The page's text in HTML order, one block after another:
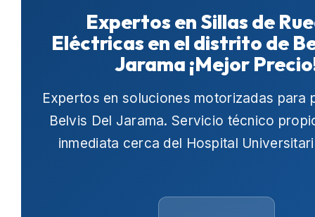
Expertos en Sillas de
Eléctricas en el distrito de
Jarama ¡Mejor
Expertos en soluciones motorizadas para
Belvis Del Jarama. Servicio técnico
inmediata cerca del Hospital